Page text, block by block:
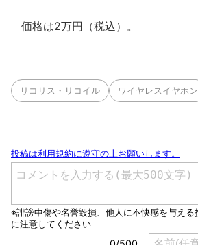
価格は2万円（税込）。
リコリス・リコイル ワイヤレスイヤホン